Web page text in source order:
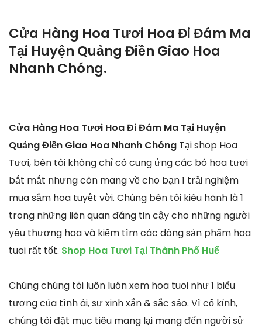
Cửa Hàng Hoa Tươi Hoa Đi Đám Ma
Tại Huyện Quảng Điền Giao Hoa
Nhanh Chóng.
Cửa Hàng Hoa Tươi Hoa Đi Đám Ma Tại Huyện
Quảng Điền Giao Hoa Nhanh Chóng Tại shop Hoa
Tươi, bên tôi không chỉ có cung ứng các bó hoa tươi
bắt mắt nhưng còn mang về cho bạn 1 trải nghiệm
mua sắm hoa tuyệt vời. Chúng bên tôi kiêu hãnh là 1
trong những liên quan đáng tin cậy cho những người
yêu thương hoa và kiếm tìm các dòng sản phẩm hoa
tuoi rất tốt. Shop Hoa Tươi Tại Thành Phố Huế
Chúng chúng tôi luôn luôn xem hoa tuoi như 1 biểu
tượng của tình ái, sự xinh xắn & sắc sảo. Vì cố kỉnh,
chúng tôi đặt mục tiêu mang lại mang đến người sử